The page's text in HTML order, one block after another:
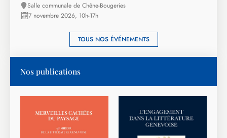
Salle communale de Chêne-Bougeries
7 novembre 2026, 10h-17h
TOUS NOS ÉVÉNEMENTS
Nos publications